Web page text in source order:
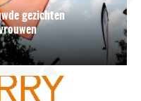
gezichten